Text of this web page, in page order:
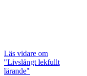
Läs vidare om
"Livslångt lekfullt
lärande"